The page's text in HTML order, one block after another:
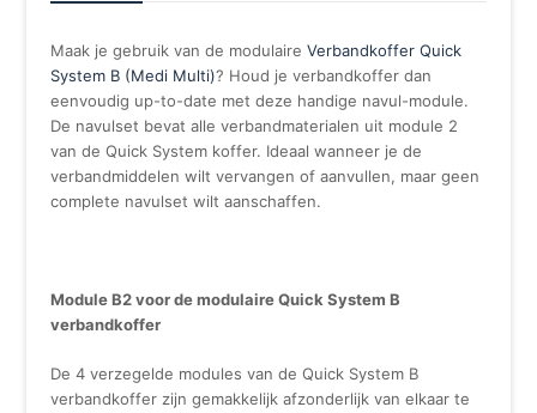
Maak je gebruik van de modulaireVerbandkoffer Quick
System B (Medi Multi)? Houd je verbandkoffer dan
eenvoudig up-to-date met deze handige navul-module.
De navulset bevat alle verbandmaterialen uit module 2
van de Quick System koffer. Ideaal wanneer je de
verbandmiddelen wilt vervangen of aanvullen, maar geen
complete navulset wilt aanschaffen.
Module B2 voor de modulaire Quick System B
verbandkoffer
De 4 verzegelde modules van de Quick System B
verbandkoffer zijn gemakkelijk afzonderlijk van elkaar te